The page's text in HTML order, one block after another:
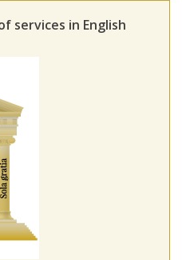
services in English